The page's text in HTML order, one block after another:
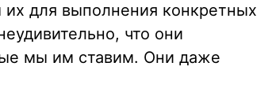
для выполнения конкретных
что они
мы им ставим. Они даже